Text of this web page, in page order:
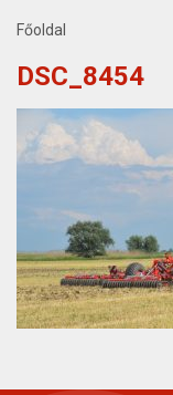
Főoldal
DSC_8454